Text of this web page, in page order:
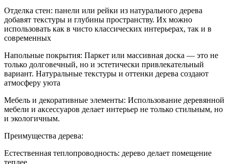
Отделка стен: панели или рейки из натурального дерева
добавят текстуры и глубины пространству. Их можно
использовать как в чисто классических интерьерах, так и в
современных
Напольные покрытия: Паркет или массивная доска — это не
только долговечный, но и эстетически привлекательный
вариант. Натуральные текстуры и оттенки дерева создают
атмосферу уюта
Мебель и декоративные элементы: Использование деревянной
мебели и аксессуаров делает интерьер не только стильным, но
и экологичным.
Преимущества дерева:
Естественная теплопроводность: дерево делает помещение
теплее.